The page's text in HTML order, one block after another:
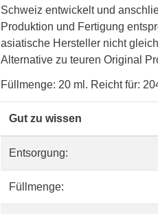
Schweiz entwickelt und
Produktion und Fertigung
asiatische Hersteller nicht
Alternative zu teuren Original
Füllmenge: 20 ml. Reicht für:
Gut zu wissen
Entsorgung:
Füllmenge: